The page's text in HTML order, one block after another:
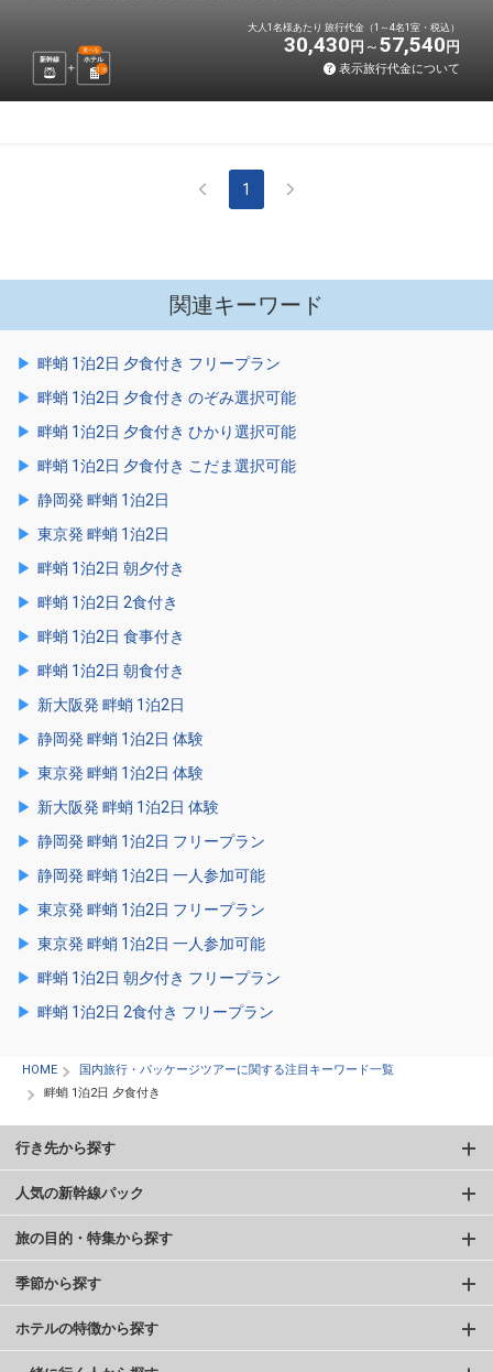
新幹線 ホテル
選べる
1 泊
大人1名様あたり 旅行代金（1～4名1室・税込）
30,430 円 57,540 円
表示旅行代金について
1
関連キーワード
畔蛸 1泊2日 夕食付き フリープラン
畔蛸 1泊2日 夕食付き のぞみ選択可能
畔蛸 1泊2日 夕食付き ひかり選択可能
畔蛸 1泊2日 夕食付き こだま選択可能
静岡発 畔蛸 1泊2日
東京発 畔蛸 1泊2日
畔蛸 1泊2日 朝夕付き
畔蛸 1泊2日 2食付き
畔蛸 1泊2日 食事付き
畔蛸 1泊2日 朝食付き
新大阪発 畔蛸 1泊2日
静岡発 畔蛸 1泊2日 体験
東京発 畔蛸 1泊2日 体験
新大阪発 畔蛸 1泊2日 体験
静岡発 畔蛸 1泊2日 フリープラン
静岡発 畔蛸 1泊2日 一人参加可能
東京発 畔蛸 1泊2日 フリープラン
東京発 畔蛸 1泊2日 一人参加可能
畔蛸 1泊2日 朝夕付き フリープラン
畔蛸 1泊2日 2食付き フリープラン
HOME
国内旅行・パッケージツアーに関する注目キーワード一覧
畔蛸 1泊2日 夕食付き
行き先から探す
人気の新幹線パック
旅の目的・特集から探す
季節から探す
ホテルの特徴から探す